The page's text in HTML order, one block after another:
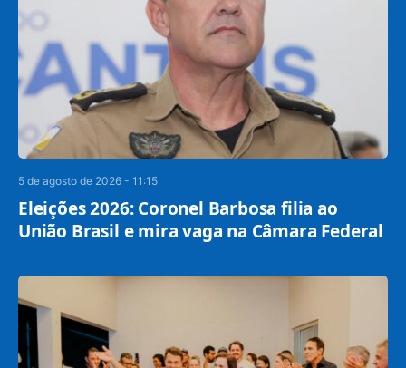
5 de agosto de 2026 - 11:15
Eleições 2026: Coronel Barbosa filia ao
União Brasil e mira vaga na Câmara Federal